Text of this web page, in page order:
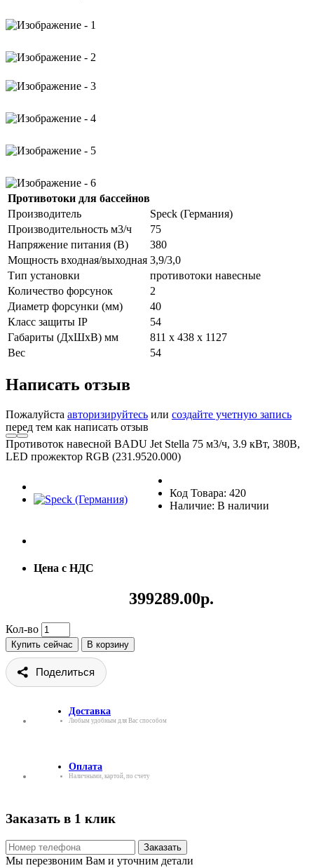
Противотоки для бассейнов
Производитель
Speck (Германия)
Производительность м3/ч
75
Напряжение питания (В)
380
Мощность входная/выходная 3,9/3,0
Тип установки
противотоки навесные
Количество форсунок
2
Диаметр форсунки (мм)
40
Класс защиты IP
54
Габариты (ДxШxВ) мм
811 x 438 x 1127
Вес
54
Написать отзыв
Пожалуйста авторизируйтесь или создайте учетную запись
перед тем как написать отзыв
Противоток навесной BADU Jet Stella 75 м3/ч, 3.9 кВт, 380В,
LED прожектор RGB (231.9520.000)
Код Товара: 420
Наличие: В наличии
Цена с НДС
399289.00р.
Кол-во
Купить сейчас В корзину
Поделиться
Доставка
Любым удобным для Вас способом
Оплата
Наличными, картой, по счету
Заказать в 1 клик
Заказать
Мы перезвоним Вам и уточним детали